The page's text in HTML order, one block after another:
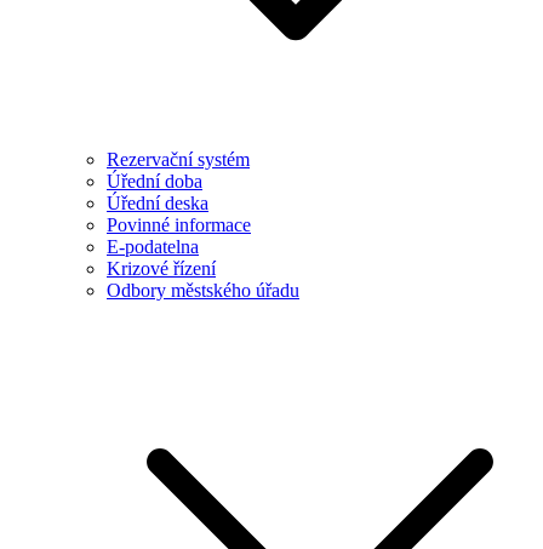
Rezervační systém
Úřední doba
Úřední deska
Povinné informace
E-podatelna
Krizové řízení
Odbory městského úřadu